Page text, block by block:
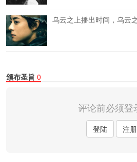
乌云之上播出时间，乌云
颁布圣旨 0
评论前必须登
登陆 注册